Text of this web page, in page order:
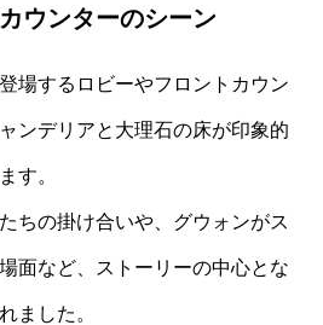
ウンターのシーン
場するロビーやフロントカウン
ンデリアと大理石の床が印象的
す。
ちの掛け合いや、グウォンがス
面など、ストーリーの中心とな
ました。